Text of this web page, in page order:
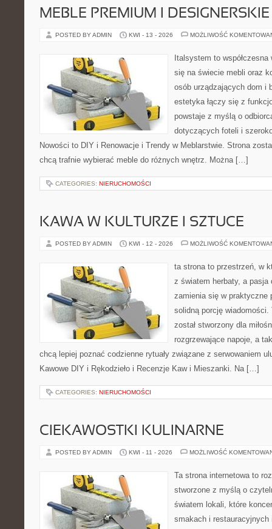
MEBLE PREMIUM I DESIGNERSKIE
POSTED BY ADMIN KWI - 13 - 2026 MOŻLIWOŚĆ
Italsystem to
się na świecie mebli oraz
osób urządzających dom i
estetyka łączy się z
powstaje z myślą o
dotyczących foteli i
Nowości to DIY i Renowacje i Trendy w Meblarstwie. Strona
chcą trafnie wybierać meble do różnych wnętrz. Można […]
CATEGORIES: NIERUCHOMOŚCI
KAWA W KULTURZE I SZTUCE
POSTED BY ADMIN KWI - 12 - 2026 MOŻLIWOŚĆ
ta strona to przestrzeń, w
z światem herbaty, a pasja
zamienia się w praktyczne
solidną porcję
został stworzony dla
rozgrzewające napoje, a
chcą lepiej poznać codzienne rytuały związane z serwowaniem
Kawowe DIY i Rękodzieło i Recenzje Kaw i Mieszanki. Na […]
CATEGORIES: NIERUCHOMOŚCI
CIEKAWOSTKI KULINARNE
POSTED BY ADMIN KWI - 11 - 2026 MOŻLIWOŚĆ
Ta strona internetowa to
stworzone z myślą o
światem lokali, które
smakach i restauracyjnych